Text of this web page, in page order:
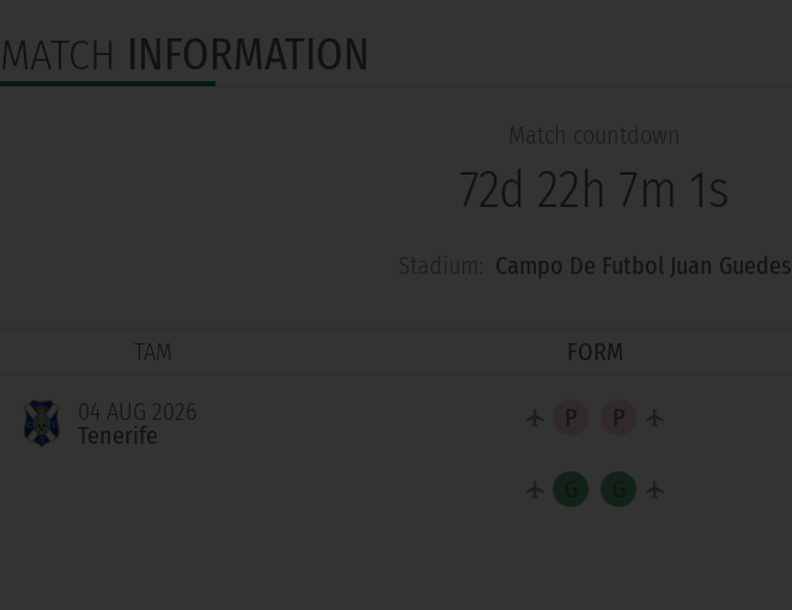
MATCH INFORMATION
Match countdown
72d 22h 7m 0s
Stadium: Campo De Futbol Juan Guedes
TAM FORM
04 AUG 2026
Tenerife